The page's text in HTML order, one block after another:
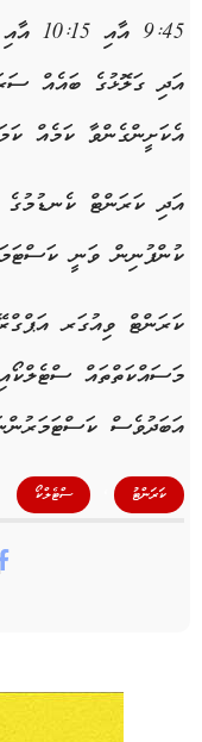
އަދި ގަލޮޅުގެ ބައެއް
އެކަށީންގެންވާ ކަމެއް
އަދި ކަރަންޓް
ކުންފުނިން ވަނީ
ކަރަންޓް ވިއުގަރ
މަސައްކަތްތައް
އަބަދުވެސް
ކަރަންޓު ސްޓެލްކޯ